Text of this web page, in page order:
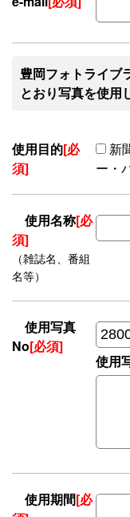
豊岡フォトライブ
とおり写真を使用
使用目的[必
須]
新
ー・
使用名称[必
須]
（雑誌名、番組
名等）
使用写真
No[必須]
使用
使用期間[必